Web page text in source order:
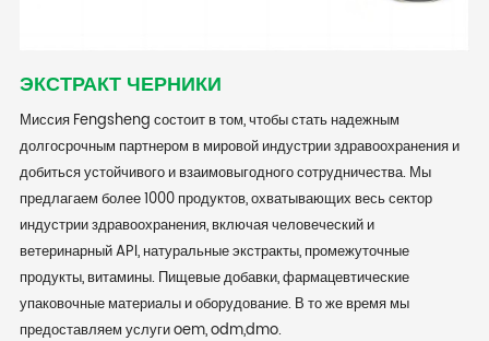
ЭКСТРАКТ ЧЕРНИКИ
Миссия Fengsheng состоит в том, чтобы стать надежным
долгосрочным партнером в мировой индустрии здравоохранения и
добиться устойчивого и взаимовыгодного сотрудничества. Мы
предлагаем более 1000 продуктов, охватывающих весь сектор
индустрии здравоохранения, включая человеческий и
ветеринарный API, натуральные экстракты, промежуточные
продукты, витамины. Пищевые добавки, фармацевтические
упаковочные материалы и оборудование. В то же время мы
предоставляем услуги oem, odm,dmo.